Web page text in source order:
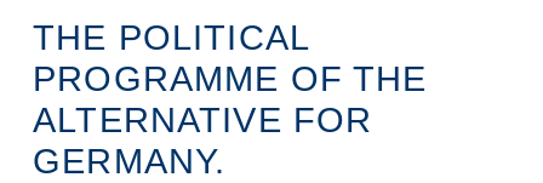
THE POLITICAL
PROGRAMME OF THE
ALTERNATIVE FOR
GERMANY.